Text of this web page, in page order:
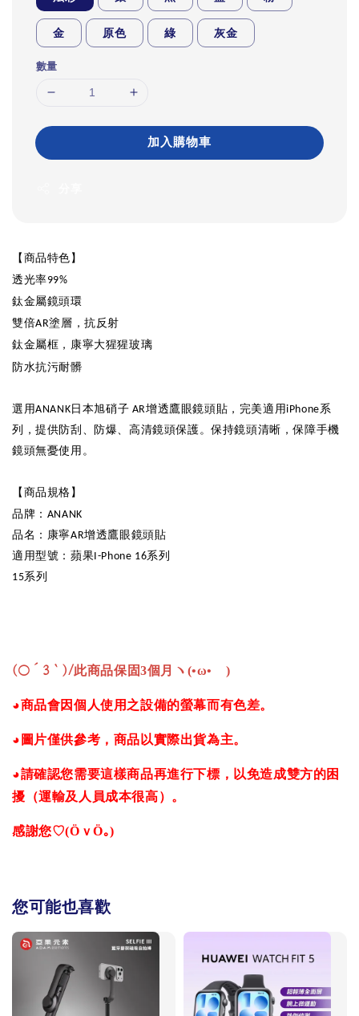
金 原色 綠 灰金
數量
加入購物車
【商品特色】
透光率99%
鈦金屬鏡頭環
雙倍AR塗層，抗反射
鈦金屬框，康寧大猩猩玻璃
防水抗污耐髒
選用ANANK日本旭硝子 AR增透鷹眼鏡頭貼，完美適用iPhone系
列，提供防刮、防爆、高清鏡頭保護。保持鏡頭清晰，保障手機
鏡頭無憂使用。
【商品規格】
品牌： ANANK
品名：康寧AR增透鷹眼鏡頭貼
適用型號：蘋果I-Phone 16系列
15系列
(○´3｀)/此商品保固3個月ヽ(•ω•ゞ)
◕商品會因個人使用之設備的螢幕而有色差。
◕圖片僅供參考，商品以實際出貨為主。
◕請確認您需要這樣商品再進行下標，以免造成雙方的困
擾（運輸及人員成本很高）。
感謝您♡(ӦｖӦ｡)
您可能也喜歡